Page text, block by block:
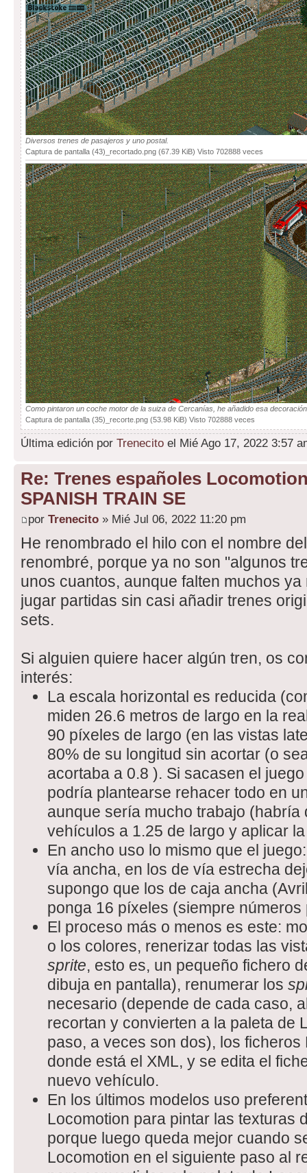
Diversos trenes de pasajeros y uno postal.
Captura de pantalla (43)_recortado.png (67.39 KiB) Visto 702888 veces
Como pintaron un coche motor de la suiza de Cercanías, he añadido esa
Captura de pantalla (35)_recorte.png (53.98 KiB) Visto 702888 veces
Última edición por Trenecito el Mié Ago 17, 2022 3:57
Re: Trenes españoles
SPANISH TRAIN SE
por Trenecito » Mié Jul 06, 2022 11:20 pm
He renombrado el hilo con el nombre
renombré, porque ya no son "algunos
unos cuantos, aunque falten muchos
jugar partidas sin casi añadir trenes
sets.
Si alguien quiere hacer algún tren, os
interés:
La escala horizontal es reducida
miden 26.6 metros de largo en la
90 píxeles de largo (en las vistas
80% de su longitud sin acortar (o
acortaba a 0.8 ). Si sacasen el
podría plantearse rehacer todo en
aunque sería mucho trabajo (habría
vehículos a 1.25 de largo y aplicar
En ancho uso lo mismo que el
vía ancha, en los de vía estrecha
supongo que los de caja ancha
ponga 16 píxeles (siempre números
El proceso más o menos es este:
o los colores, renerizar todas las
sprite, esto es, un pequeño fichero
dibuja en pantalla), renumerar los
necesario (depende de cada caso,
recortan y convierten a la paleta de
paso, a veces son dos), los
donde está el XML, y se edita el
nuevo vehículo.
En los últimos modelos uso
Locomotion para pintar las texturas
porque luego queda mejor cuando
Locomotion en el siguiente paso al